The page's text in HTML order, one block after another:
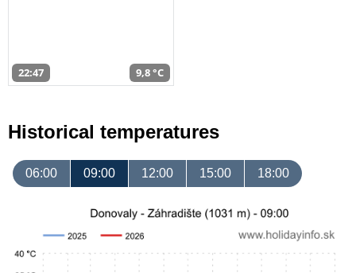
22:47 9,8 °C
Historical temperatures
06:00 09:00 12:00 15:00 18:00